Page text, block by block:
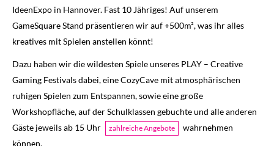
IdeenExpo in Hannover. Fast 10 Jähriges! Auf unserem
GameSquare Stand präsentieren wir auf +500m², was ihr alles
kreatives mit Spielen anstellen könnt!
Dazu haben wir die wildesten Spiele unseres PLAY – Creative
Gaming Festivals dabei, eine CozyCave mit atmosphärischen
ruhigen Spielen zum Entspannen, sowie eine große
Workshopfläche, auf der Schulklassen gebuchte und alle anderen
Gäste jeweils ab 15 Uhr
zahlreiche Angebote
wahrnehmen
können.